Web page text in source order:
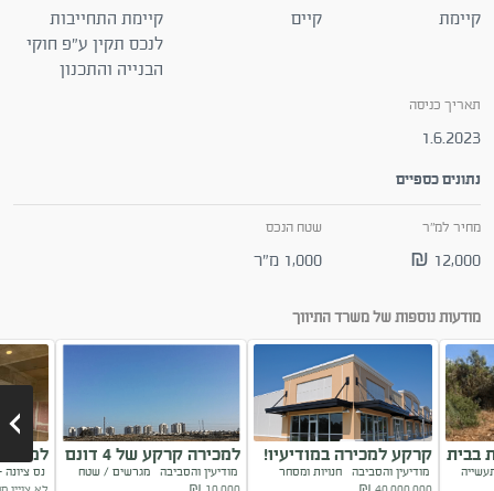
קיימת קיים
קיימת התחייבות
לנכס תקין ע"פ חוקי
הבנייה והתכנון
תאריך כניסה
1.6.2023
נתונים כספיים
מחיר למ"ר
12,000 ₪
שטח הנכס
1,000 מ"ר
מודעות נוספות של משרד התיווך
בבית קרקע למכירה במודיעיו!
מודיעין והסביבה חנויות ומסחר
למכירה קרקע של 4 דונם
במודיעין
מודיעין והסביבה מגרשים / שטח
נס